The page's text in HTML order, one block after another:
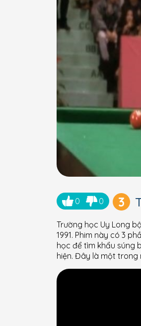
0 0 3
Trường học Uy Long
1991. Phim này có 3
học để tìm khẩu súng
hiện. Đây là một trong